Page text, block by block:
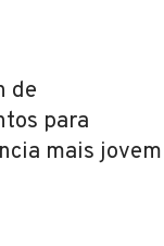
de
para
mais jovem